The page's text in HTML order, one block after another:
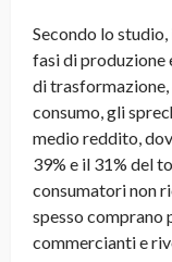
Secondo lo
fasi di produzione
di
consumo, gli
medio reddito,
39% e il 31% del
consumatori non
spesso comprano
commercianti e